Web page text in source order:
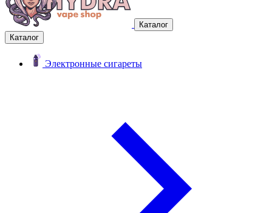
Каталог
Каталог
Электронные сигареты